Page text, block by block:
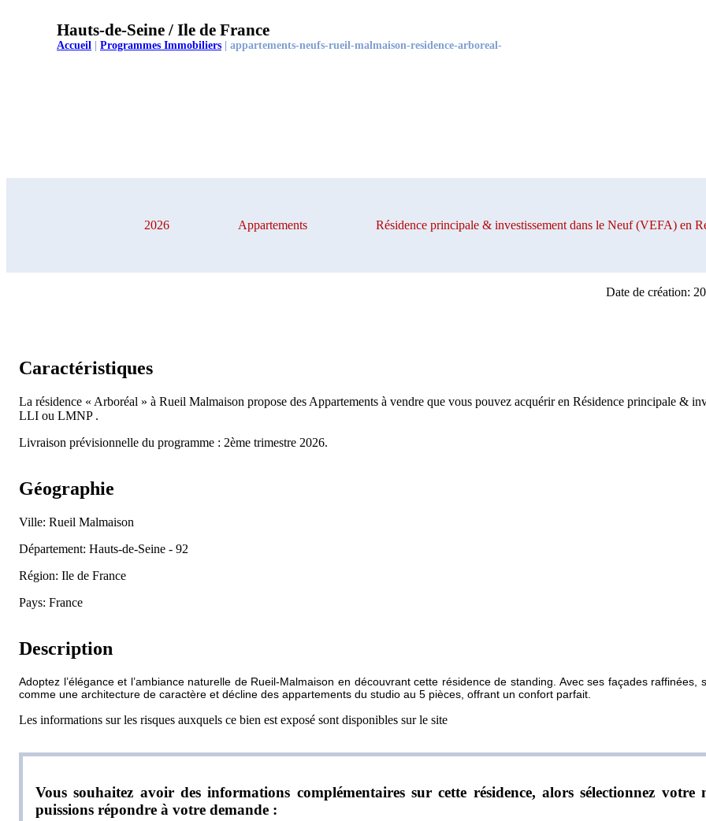
Hauts-de-Seine / Ile de France
Accueil | Programmes Immobiliers | appartements-neufs-rueil-malmaison-residence-arboreal-
2026 Appartements Résidence principale & investissement dans le Neuf (VEFA) en
Date de création:
Caractéristiques
La résidence « Arboréal » à Rueil Malmaison propose des Appartements à vendre que vous pouvez acquérir en Résidence principale &
LLI ou LMNP .
Livraison prévisionnelle du programme : 2ème trimestre 2026.
Géographie
Ville: Rueil Malmaison
Département: Hauts-de-Seine - 92
Région: Ile de France
Pays: France
Description
Adoptez l’élégance et l’ambiance naturelle de Rueil-Malmaison en découvrant cette résidence de standing. Avec ses façades
comme une architecture de caractère et décline des appartements du studio au 5 pièces, offrant un confort parfait.
Les informations sur les risques auxquels ce bien est exposé sont disponibles sur le site
Vous souhaitez avoir des informations complémentaires sur cette résidence, alors sélectionnez
puissions répondre à votre demande :